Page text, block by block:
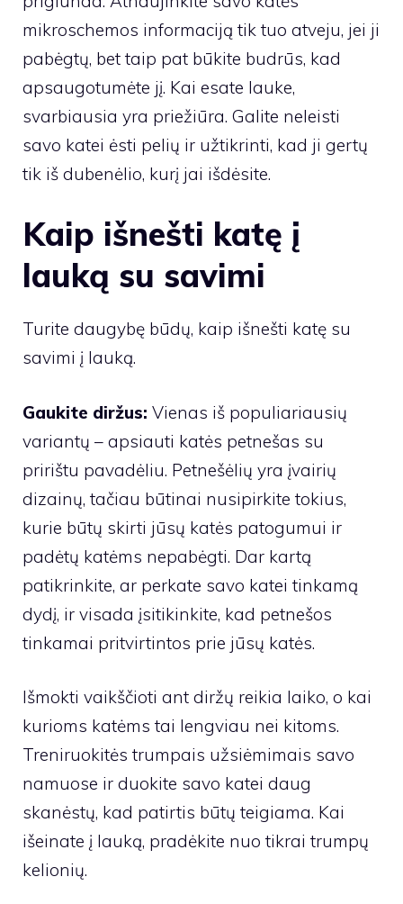
mikroschemos informaciją tik tuo atveju, jei ji
pabėgtų, bet taip pat būkite budrūs, kad
apsaugotumėte jį. Kai esate lauke,
svarbiausia yra priežiūra. Galite neleisti
savo katei ėsti pelių ir užtikrinti, kad ji gertų
tik iš dubenėlio, kurį jai išdėsite.
Kaip išnešti katę į
lauką su savimi
Turite daugybę būdų, kaip išnešti katę su
savimi į lauką.
Gaukite diržus: Vienas iš populiariausių
variantų – apsiauti katės petnešas su
pririštu pavadėliu. Petnešėlių yra įvairių
dizainų, tačiau būtinai nusipirkite tokius,
kurie būtų skirti jūsų katės patogumui ir
padėtų katėms nepabėgti. Dar kartą
patikrinkite, ar perkate savo katei tinkamą
dydį, ir visada įsitikinkite, kad petnešos
tinkamai pritvirtintos prie jūsų katės.
Išmokti vaikščioti ant diržų reikia laiko, o kai
kurioms katėms tai lengviau nei kitoms.
Treniruokitės trumpais užsiėmimais savo
namuose ir duokite savo katei daug
skanėstų, kad patirtis būtų teigiama. Kai
išeinate į lauką, pradėkite nuo tikrai trumpų
kelionių.